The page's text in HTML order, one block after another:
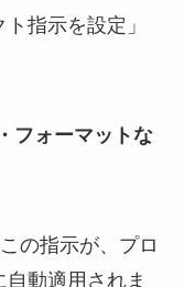
指示を設定」
フォーマットな
の指示が、プロ
動適用されま